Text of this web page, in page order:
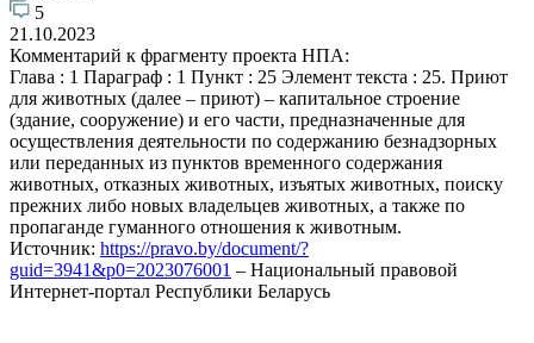
5
21.10.2023
Комментарий к фрагменту проекта НПА:
Глава : 1 Параграф : 1 Пункт : 25 Элемент текста : 25. Приют
для животных (далее – приют) – капитальное строение
(здание, сооружение) и его части, предназначенные для
осуществления деятельности по содержанию безнадзорных
или переданных из пунктов временного содержания
животных, отказных животных, изъятых животных, поиску
прежних либо новых владельцев животных, а также по
пропаганде гуманного отношения к животным.
Источник: https://pravo.by/document/?
guid=3941&p0=2023076001 – Национальный правовой
Интернет-портал Республики Беларусь